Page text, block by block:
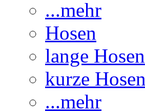
...mehr
Hosen
lange Hosen
kurze Hosen
...mehr